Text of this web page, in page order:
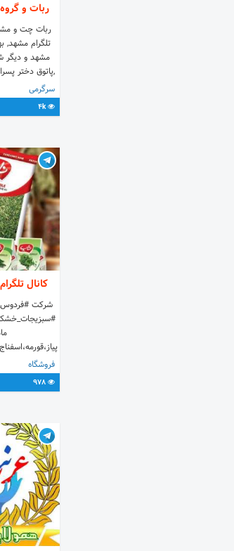
ربات و
ربات چت و
تلگرام مشهد,
مشهد و دیگر
,پاتوق دختر
سرگرمی
4k
کانال
شرکت
خراسان
فروشگاه
978